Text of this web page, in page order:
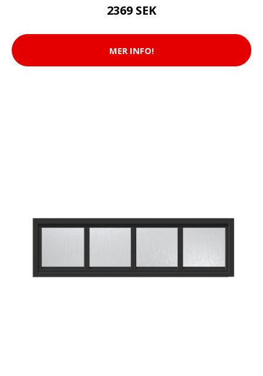
2369 SEK
MER INFO!